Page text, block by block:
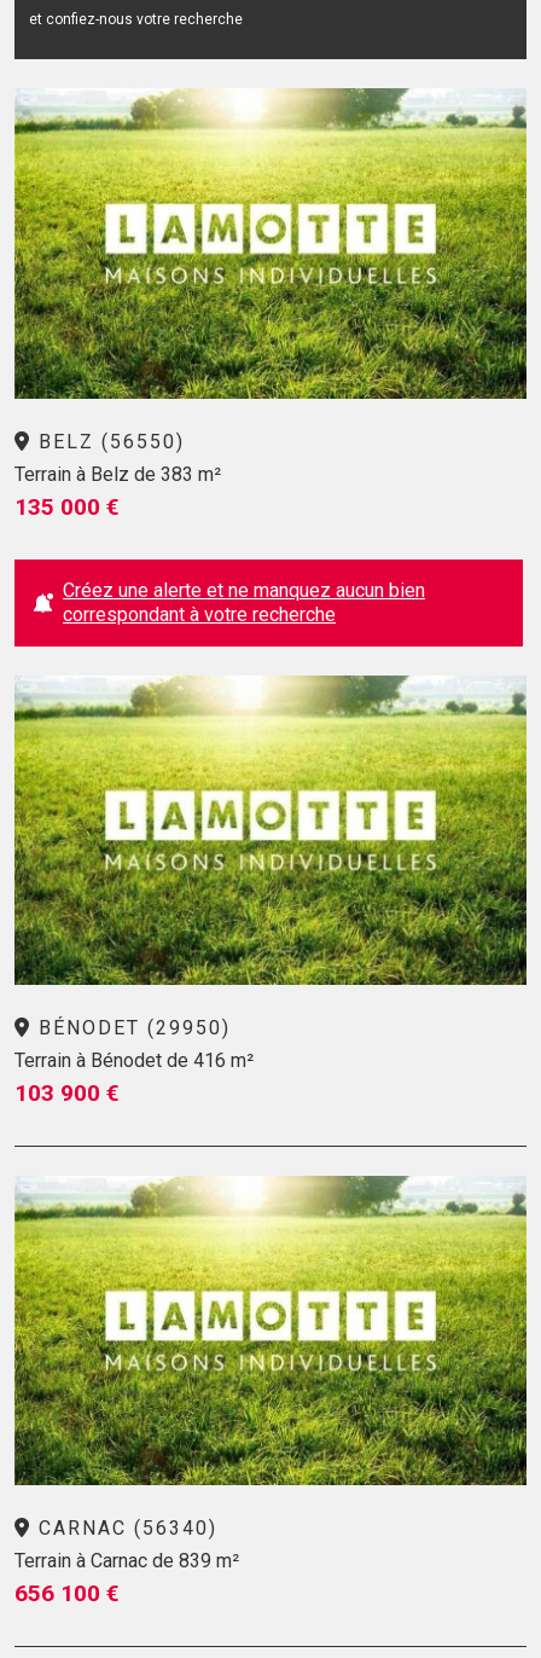
et confiez-nous votre recherche
BELZ (56550)
Terrain à Belz de 383 m²
135 000 €
Créez une alerte et ne manquez aucun bien
correspondant à votre recherche
BÉNODET (29950)
Terrain à Bénodet de 416 m²
103 900 €
CARNAC (56340)
Terrain à Carnac de 839 m²
656 100 €